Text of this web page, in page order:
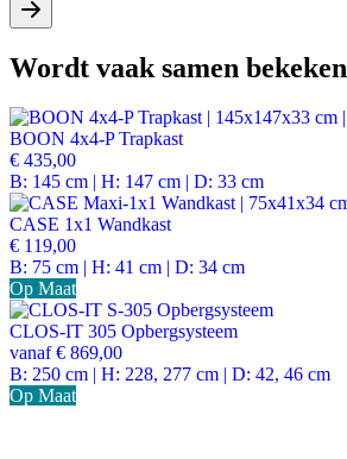
Wordt vaak samen bekeken
BOON 4x4-P Trapkast
€ 435,00
B: 145 cm | H: 147 cm | D: 33 cm
CASE 1x1 Wandkast
€ 119,00
B: 75 cm | H: 41 cm | D: 34 cm
Op Maat
CLOS-IT 305 Opbergsysteem
vanaf € 869,00
B: 250 cm | H: 228, 277 cm | D: 42, 46 cm
Op Maat